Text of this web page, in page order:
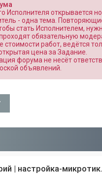
Исполнителя открывается
- одна тема.
стать Исполнителем,
обязательную
стоимости работ, ведётся
цена за Задание.
форума не несёт
объявлений.
| настройка-